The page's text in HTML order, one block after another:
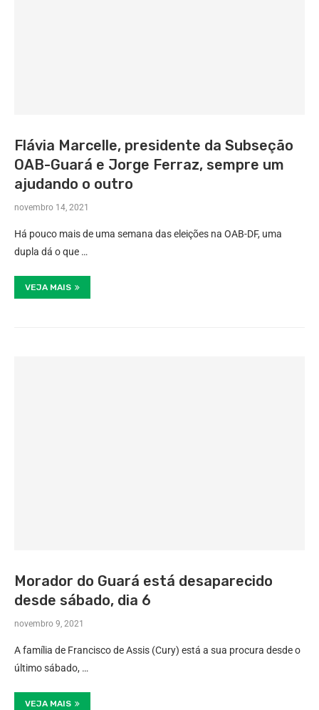
Flávia Marcelle, presidente da Subseção
OAB-Guará e Jorge Ferraz, sempre um
ajudando o outro
novembro 14, 2021
Há pouco mais de uma semana das eleições na OAB-DF, uma
dupla dá o que …
VEJA MAIS
Morador do Guará está desaparecido
desde sábado, dia 6
novembro 9, 2021
A família de Francisco de Assis (Cury) está a sua procura desde o
último sábado, …
VEJA MAIS